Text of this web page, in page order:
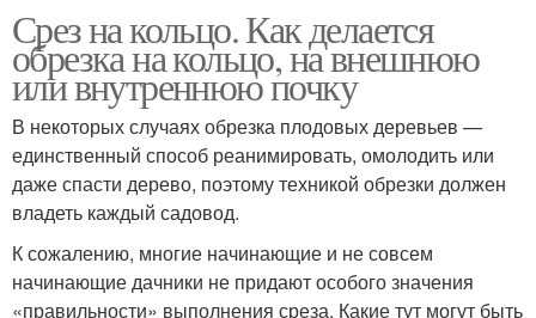
Срез на кольцо. Как делается
обрезка на кольцо, на внешнюю
или внутреннюю почку
В некоторых случаях обрезка плодовых деревьев —
единственный способ реанимировать, омолодить или
даже спасти дерево, поэтому техникой обрезки должен
владеть каждый садовод.
К сожалению, многие начинающие и не совсем
начинающие дачники не придают особого значения
«правильности» выполнения среза. Какие тут могут быть